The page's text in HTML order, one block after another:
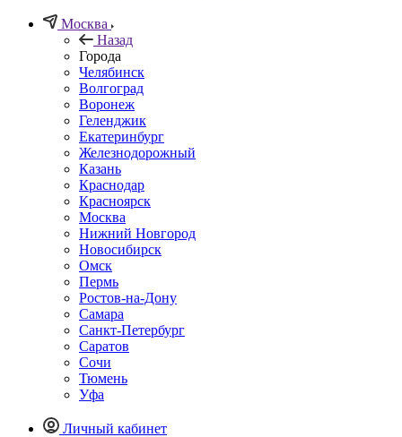
Москва
Назад
Города
Челябинск
Волгоград
Воронеж
Геленджик
Екатеринбург
Железнодорожный
Казань
Краснодар
Красноярск
Москва
Нижний Новгород
Новосибирск
Омск
Пермь
Ростов-на-Дону
Самара
Санкт-Петербург
Саратов
Сочи
Тюмень
Уфа
Личный кабинет